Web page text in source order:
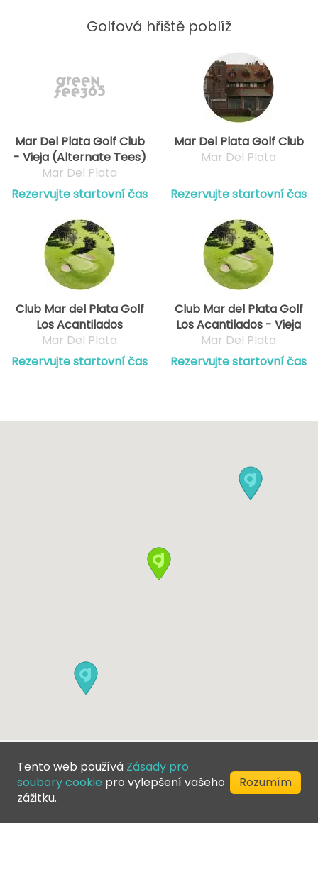
Golfová hřiště poblíž
Mar Del Plata Golf Club
- Vieja (Alternate Tees)
Mar Del Plata
Rezervujte startovní čas
Mar Del Plata Golf Club
Mar Del Plata
Rezervujte startovní čas
Club Mar del Plata Golf
Los Acantilados
Mar Del Plata
Rezervujte startovní čas
Club Mar del Plata Golf
Los Acantilados - Vieja
Mar Del Plata
Rezervujte startovní čas
Všechna práva vyhrazena
Tento web používá Zásady pro
soubory cookie pro vylepšení vašeho
zážitku.
Rozumím